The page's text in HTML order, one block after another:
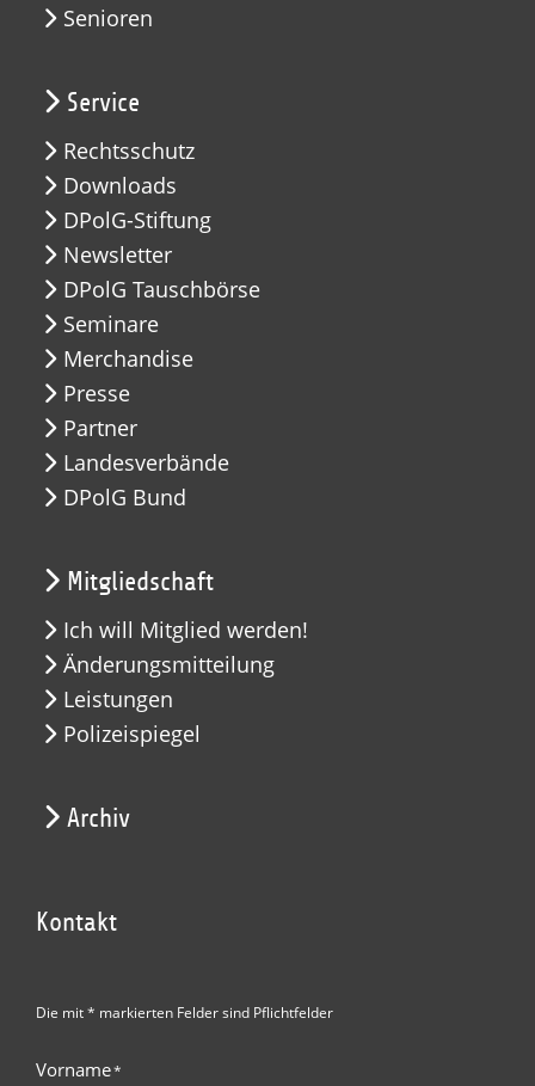
Senioren
Service
Rechtsschutz
Downloads
DPolG-Stiftung
Newsletter
DPolG Tauschbörse
Seminare
Merchandise
Presse
Partner
Landesverbände
DPolG Bund
Mitgliedschaft
Ich will Mitglied werden!
Änderungsmitteilung
Leistungen
Polizeispiegel
Archiv
Kontakt
Die mit * markierten Felder sind Pflichtfelder
Vorname*